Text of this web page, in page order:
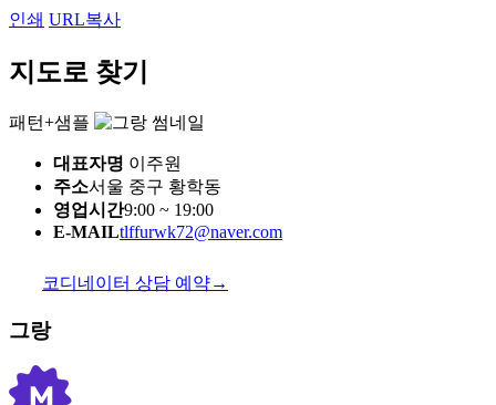
인쇄 URL복사
지도로 찾기
패턴+샘플
대표자명 이주원
주소서울 중구 황학동
영업시간9:00 ~ 19:00
E-MAILtlffurwk72@naver.com
코디네이터 상담 예약→
그랑